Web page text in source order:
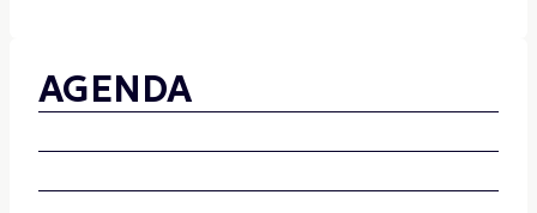
AGENDA